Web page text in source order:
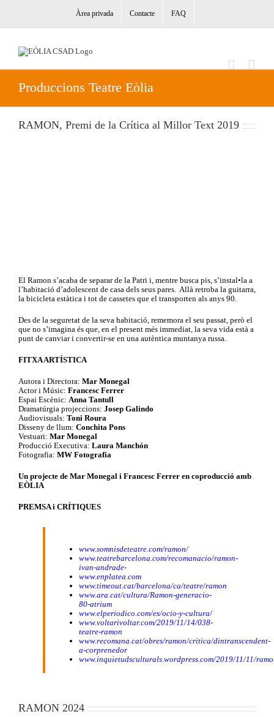
Àrea privada Contacte FAQ
Produccions Teatre Eòlia
RAMON, Premi de la Crítica al Millor Text 2019
El Ramon s’acaba de separar de la Patri i, mentre busca pis, s’instal•la a
l’habitació d’adolescent de casa dels seus pares. Allà retroba la guitarra,
la bicicleta estàtica i tot de cassetes que el transporten als anys 90.
Des de la seguretat de la seva habitació, rememora el seu passat, però el
que no s’imagina és que, en el present més immediat, la seva vida està a
punt de canviar i convertir-se en una autèntica muntanya russa.
FITXA ARTÍSTICA
Autora i Directora: Mar Monegal
Actor i Músic: Francesc Ferrer
Espai Escènic: Anna Tantull
Dramatúrgia projeccions: Josep Galindo
Audiovisuals: Toni Roura
Disseny de llum: Conchita Pons
Vestuari: Mar Monegal
Producció Executiva: Laura Manchón
Fotografia: MW Fotografia
Un projecte de Mar Monegal i Francesc Ferrer en coproducció amb
EÒLIA
PREMSA i CRÍTIQUES
www.somnisdeteatre.com/ramon/
www.teatrebarcelona.com/recomanacio/ramon-
ivan-andrade-
www.enplatea.com
www.timeout.cat/barcelona/ca/teatre/ramon
www.ara.cat/cultura/Ramon-generacio-
80-atrium
www.elperiodico.com/es/ocio-y-cultura/
www.voltarivoltar.com/2019/11/14/038-
teatre-ramon
www.recomana.cat/obres/ramon/critica/dintranscendent-
a-corprenedor
www.inquietudsculturals.wordpress.com/2019/11/11/
RAMON 2024